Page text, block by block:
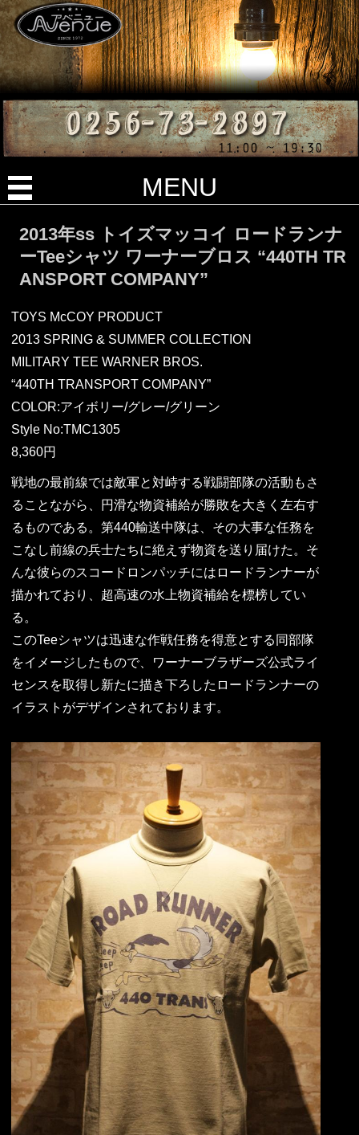
MENU
2013年ss トイズマッコイ ロードランナ
ーTeeシャツ ワーナーブロス “440TH TR
ANSPORT COMPANY”
TOYS McCOY PRODUCT
2013 SPRING & SUMMER COLLECTION
MILITARY TEE WARNER BROS.
“440TH TRANSPORT COMPANY”
COLOR:アイボリー/グレー/グリーン
Style No:TMC1305
8,360円
戦地の最前線では敵軍と対峙する戦闘部隊の活動もさ
ることながら、円滑な物資補給が勝敗を大きく左右す
るものである。第440輸送中隊は、その大事な任務を
こなし前線の兵士たちに絶えず物資を送り届けた。そ
んな彼らのスコードロンパッチにはロードランナーが
描かれており、超高速の水上物資補給を標榜してい
る。
このTeeシャツは迅速な作戦任務を得意とする同部隊
をイメージしたもので、ワーナーブラザーズ公式ライ
センスを取得し新たに描き下ろしたロードランナーの
イラストがデザインされております。